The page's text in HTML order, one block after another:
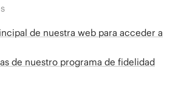
de nuestra web para acceder a
de nuestro programa de fidelidad